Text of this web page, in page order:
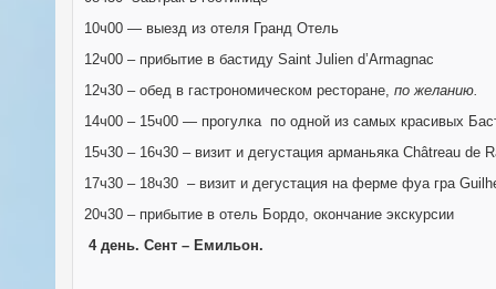
10ч00 — выезд из отеля Гранд Отель
12ч00 – прибытие в бастиду Saint Julien d’Armagnac
12ч30 – обед в гастрономическом ресторане, по желанию.
14ч00 – 15ч00 — прогулка по одной из самых красивых
15ч30 – 16ч30 – визит и дегустация арманьяка Châtreau de
17ч30 – 18ч30 – визит и дегустация на ферме фуа гра
20ч30 – прибытие в отель Бордо, окончание экскурсии
4 день. Сент – Емильон.